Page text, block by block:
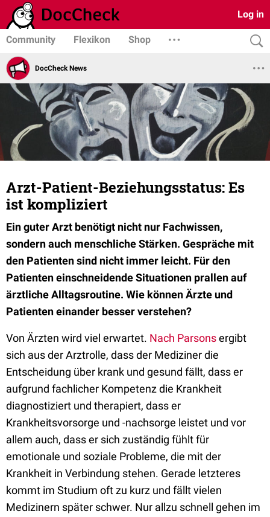
Log in
Community Flexikon Shop
DocCheck News
Arzt-Patient-Beziehungsstatus: Es
ist kompliziert
Ein guter Arzt benötigt nicht nur Fachwissen,
sondern auch menschliche Stärken. Gespräche mit
den Patienten sind nicht immer leicht. Für den
Patienten einschneidende Situationen prallen auf
ärztliche Alltagsroutine. Wie können Ärzte und
Patienten einander besser verstehen?
Von Ärzten wird viel erwartet. Nach Parsonsergibt
sich aus der Arztrolle, dass der Mediziner die
Entscheidung über krank und gesund fällt, dass er
aufgrund fachlicher Kompetenz die Krankheit
diagnostiziert und therapiert, dass er
Krankheitsvorsorge und -nachsorge leistet und vor
allem auch, dass er sich zuständig fühlt für
emotionale und soziale Probleme, die mit der
Krankheit in Verbindung stehen. Gerade letzteres
kommt im Studium oft zu kurz und fällt vielen
Medizinern später schwer. Nur allzu schnell gehen im